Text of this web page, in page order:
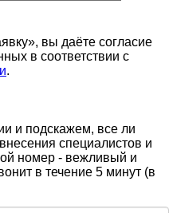
вы даёте согласие
в соответствии с
.
и подскажем, все ли
специалистов и
номер - вежливый и
в течение 5 минут (в